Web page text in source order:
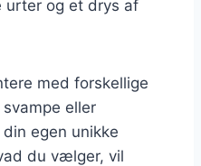
urter og et drys af
med forskellige
eller
egen unikke
du vælger, vil